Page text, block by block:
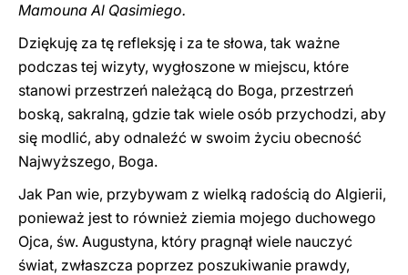
Mamouna Al Qasimiego.
Dziękuję za tę refleksję i za te słowa, tak ważne
podczas tej wizyty, wygłoszone w miejscu, które
stanowi przestrzeń należącą do Boga, przestrzeń
boską, sakralną, gdzie tak wiele osób przychodzi, aby
się modlić, aby odnaleźć w swoim życiu obecność
Najwyższego, Boga.
Jak Pan wie, przybywam z wielką radością do Algierii,
ponieważ jest to również ziemia mojego duchowego
Ojca, św. Augustyna, który pragnął wiele nauczyć
świat, zwłaszcza poprzez poszukiwanie prawdy,